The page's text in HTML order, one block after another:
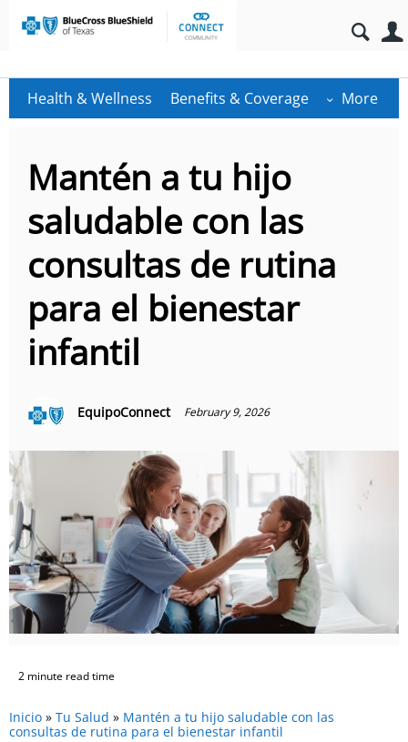
Health & Wellness Benefits & Coverage More
Mantén a tu hijo
saludable con las
consultas de rutina
para el bienestar
infantil
EquipoConnect February 9, 2026
2 minute read time
Inicio » Tu Salud » Mantén a tu hijo saludable con las
consultas de rutina para el bienestar infantil